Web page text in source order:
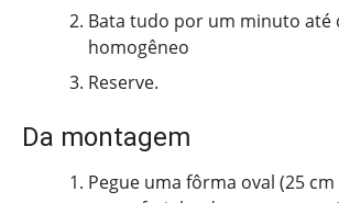
Bata tudo por um minuto até
homogêneo
Reserve.
Da montagem
Pegue uma fôrma oval (25